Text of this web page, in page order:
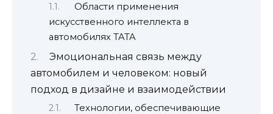
Области применения
искусственного интеллекта в
автомобилях TATA
Эмоциональная связь между
автомобилем и человеком: новый
подход в дизайне и взаимодействии
Технологии, обеспечивающие